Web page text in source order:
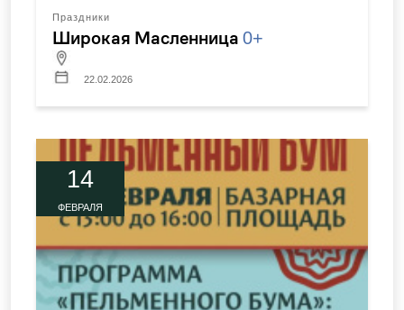
Праздники
Широкая Масленница 0+
22.02.2026
14
ФЕВРАЛЯ